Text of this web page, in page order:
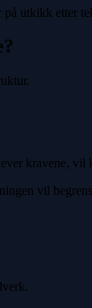
utkikk etter
kravene, vil
vil